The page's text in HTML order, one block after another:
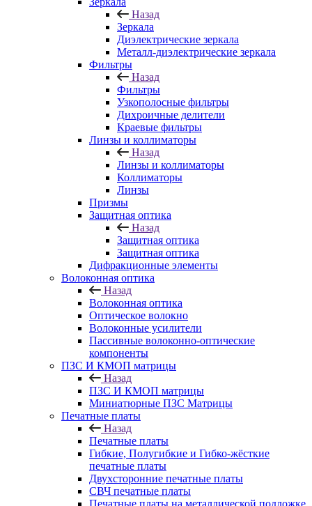
Назад
Зеркала
Диэлектрические зеркала
Металл-диэлектрические зеркала
Фильтры
Назад
Фильтры
Узкополосные фильтры
Дихроичные делители
Краевые фильтры
Линзы и коллиматоры
Назад
Линзы и коллиматоры
Коллиматоры
Линзы
Призмы
Защитная оптика
Назад
Защитная оптика
Защитная оптика
Дифракционные элементы
Волоконная оптика
Назад
Волоконная оптика
Оптическое волокно
Волоконные усилители
Пассивные волоконно-оптические
компоненты
ПЗС И КМОП матрицы
Назад
ПЗС И КМОП матрицы
Миниатюрные ПЗС Матрицы
Печатные платы
Назад
Печатные платы
Гибкие, Полугибкие и Гибко-жёсткие
печатные платы
Двухсторонние печатные платы
СВЧ печатные платы
Печатные платы на металлической подложке